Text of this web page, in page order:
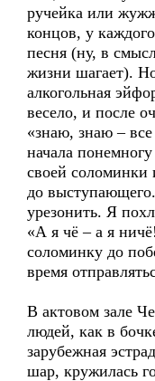
ручейка или
концов, у
песня (ну, в
жизни шагает).
алкогольная
весело, и после
«знаю, знаю –
начала
своей соломинки
до
урезонить. Я
«А я чё – а я
соломинку до
время
В актовом зале
людей, как в
зарубежная
шар, кружилась